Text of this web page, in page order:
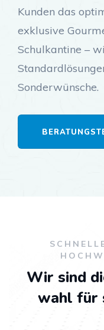
Kunden das
exklusive
Schulkantine –
Sonderwünsche.
Wir sind
wahl für